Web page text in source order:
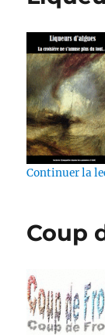
Continuer la
Coup